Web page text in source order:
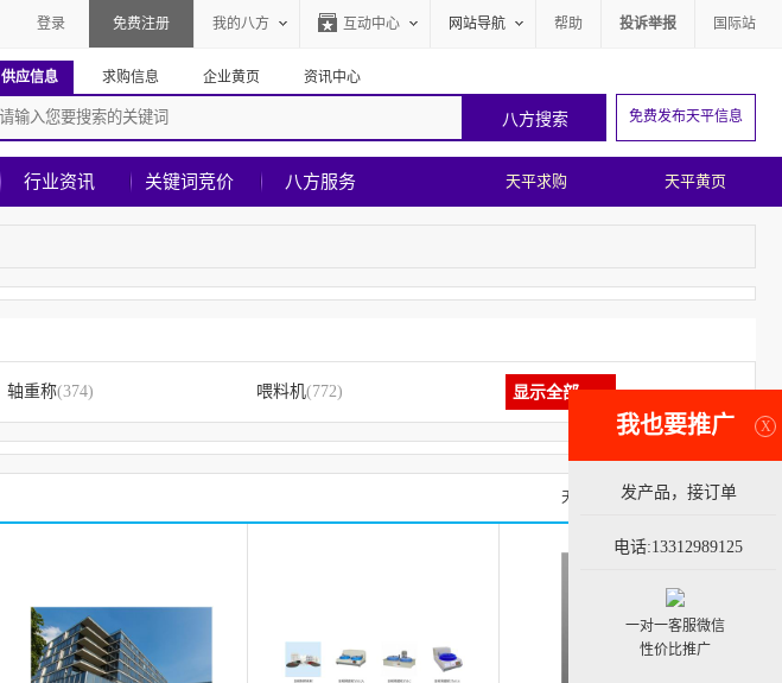
登录 免费注册 我的八方 互动中心 网站导航 帮助 投诉举报 国际站
免费发布天平信息
供应信息 求购信息 企业黄页 资讯中心
行业资讯 关键词竞价 八方服务 天平黄页
天平求购
轴重称(374) 喂料机(772) 显示全部
天平求购信息 天平黄页
X
我也要推广
发产品，接订单
电话:13312989125
一对一客服微信
性价比推广